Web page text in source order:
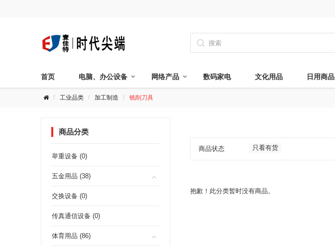

首页 电脑、办公设备 网络产品 数码家电 文化用品 日用商品
工业品类 加工制造 铣削刀具
商品分类
举重设备 (0)
五金用品 (38)
交换设备 (0)
传真通信设备 (0)
体育用品 (86)
商品状态 只看有货
抱歉！此分类暂时没有商品。